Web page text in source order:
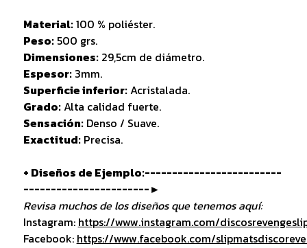
Material:100 % poliéster.
Peso:500 grs.
Dimensiones:29,5cm de diámetro.
Espesor:3mm.
Superficie inferior:Acristalada.
Grado:Alta calidad fuerte.
Sensación:Denso / Suave.
Exactitud:Precisa.
+ Diseños de Ejemplo:-------------------------
-----------------------►
Revisa muchos de los diseños que tenemos aquí:
Instagram: https://www.instagram.com/
Facebook: https://www.facebook.com/